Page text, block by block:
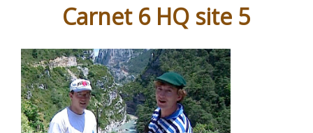
Carnet 6 HQ site 5